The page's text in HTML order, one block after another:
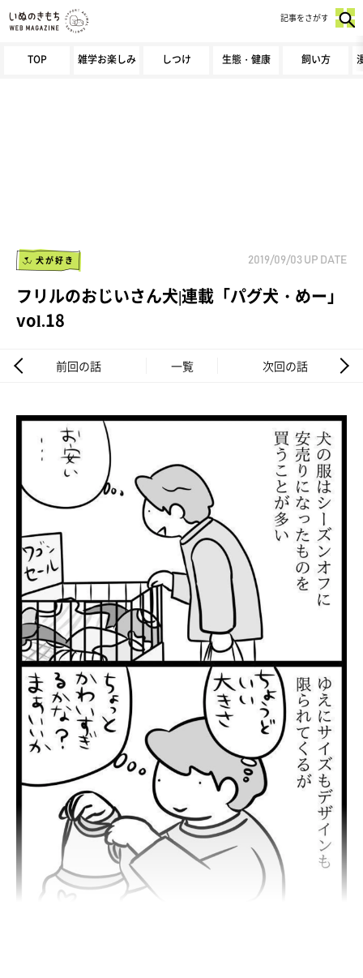
TOP 雑学お楽しみ しつけ 生態・健康 飼い方
記事をさがす
犬が好き 2019/09/03 UP DATE
フリルのおじいさん犬|連載「パグ犬・めー」
vol.18
前回の話 一覧 次回の話